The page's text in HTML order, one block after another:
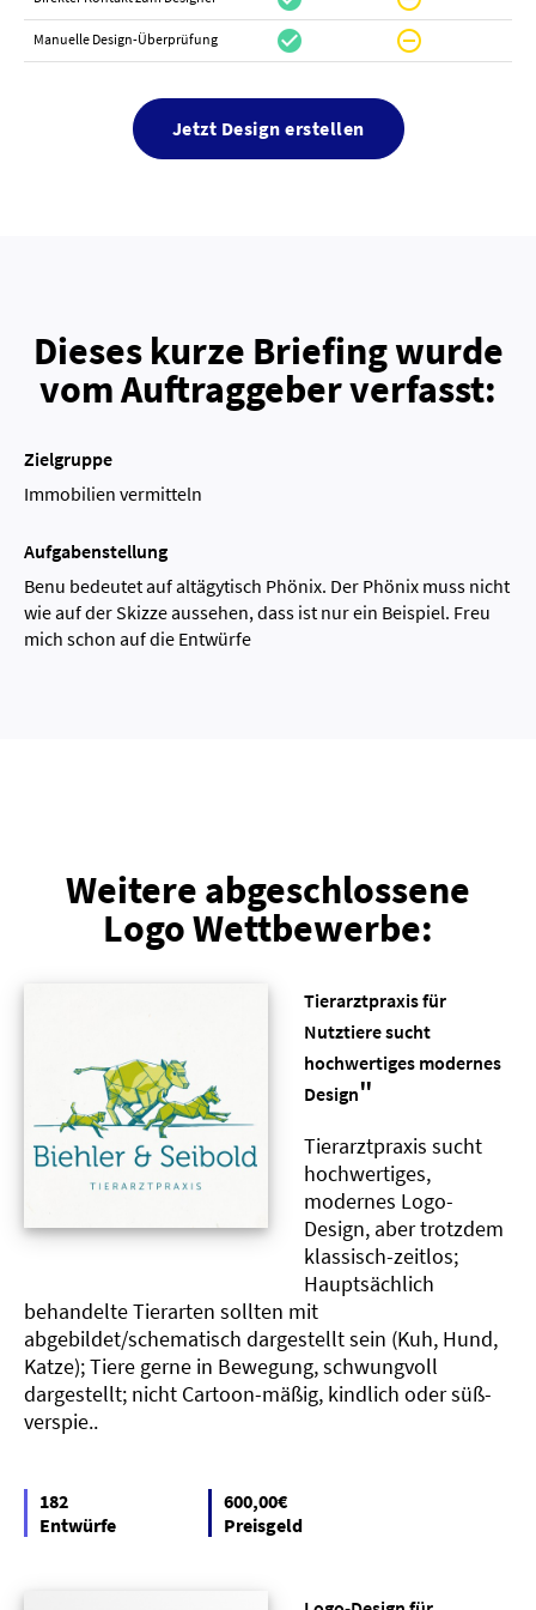
Manuelle Design-Überprüfung check_circle do_not_disturb_on
Jetzt Design erstellen
Dieses kurze Briefing wurde
vom Auftraggeber verfasst:
Zielgruppe
Immobilien vermitteln
Aufgabenstellung
Benu bedeutet auf altägytisch Phönix. Der Phönix muss nicht
wie auf der Skizze aussehen, dass ist nur ein Beispiel. Freu
mich schon auf die Entwürfe
Weitere abgeschlossene
Logo Wettbewerbe:
Tierarztpraxis für
Nutztiere sucht
hochwertiges modernes
Design"
Tierarztpraxis sucht
hochwertiges,
modernes Logo-
Design, aber trotzdem
klassisch-zeitlos;
Hauptsächlich
behandelte Tierarten sollten mit
abgebildet/schematisch dargestellt sein (Kuh, Hund,
Katze); Tiere gerne in Bewegung, schwungvoll
dargestellt; nicht Cartoon-mäßig, kindlich oder süß-
verspie..
182
Entwürfe
600,00€
Preisgeld